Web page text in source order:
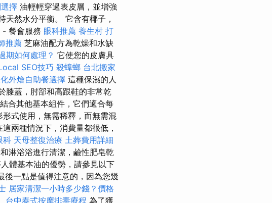
擇 油輕輕穿過表皮層，並增強
然水分平衡。 它含有椰子，
- 餐會服務 眼科推薦 養生村 打
推薦 芝麻油配方為乾燥和水缺
期如何處理？ 它使您的皮膚具
SEO技巧 殺蟑螂 台北搬家
外燴自助餐選擇 這種保濕的人
膝蓋，肘部和高跟鞋的非常乾
結合其他基本組件，它們適合每
式使用，無需稀釋，而無需混
兩種情況下，消費量都很低，
科 天母整復治療 土葬費用詳細
淋浴浴進行清潔，鹼性肥皂乾
體基本油的優勢，請參見以下
後一點是值得注意的，因為您幾
居家清潔一小時多少錢？價格
台中泰式按摩排毒療程 為了獲